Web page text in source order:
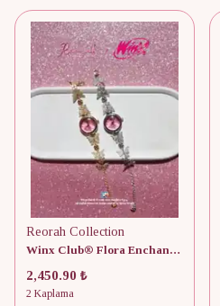
Reorah Collection
Winx Club® Flora Enchantix Saat
2,450.90 ₺
2 Kaplama